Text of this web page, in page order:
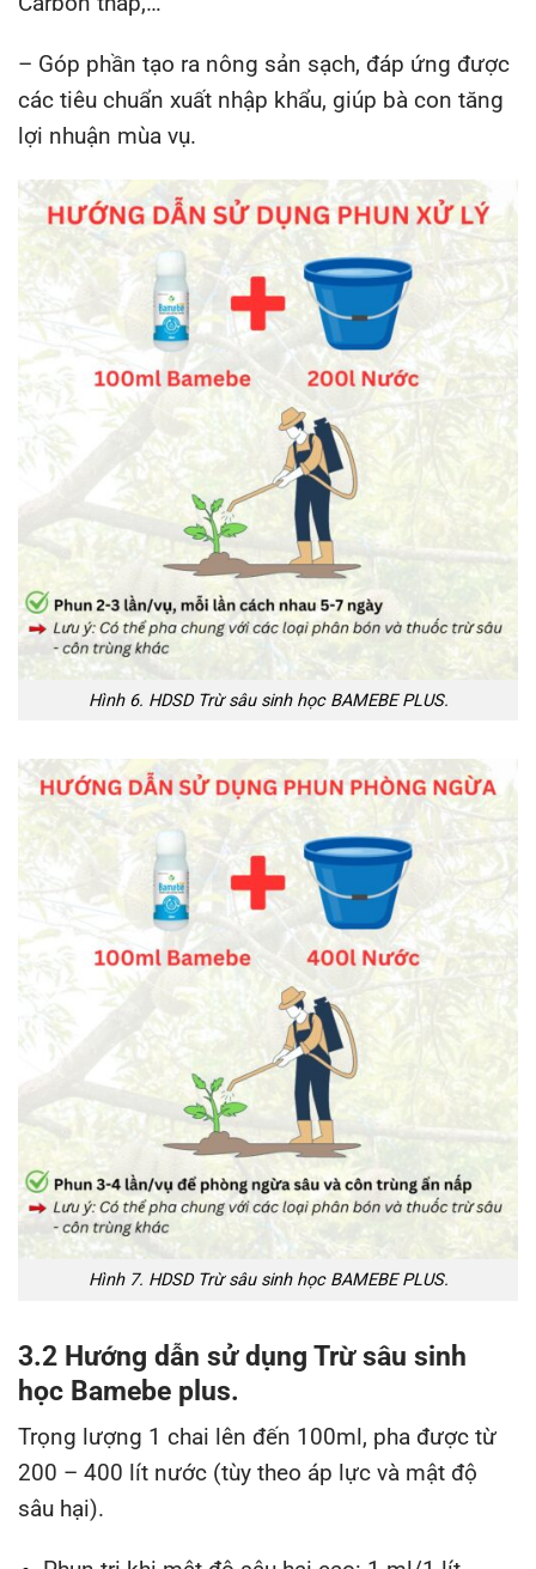
– Góp phần tạo ra nông sản sạch, đáp ứng được
các tiêu chuẩn xuất nhập khẩu, giúp bà con tăng
lợi nhuận mùa vụ.
Hình 6. HDSD Trừ sâu sinh học BAMEBE PLUS.
Hình 7. HDSD Trừ sâu sinh học BAMEBE PLUS.
3.2 Hướng dẫn sử dụng Trừ sâu sinh
học Bamebe plus.
Trọng lượng 1 chai lên đến 100ml, pha được từ
200 – 400 lít nước (tùy theo áp lực và mật độ
sâu hại).